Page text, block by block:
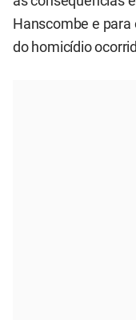
Hanscombe e
do homicídio